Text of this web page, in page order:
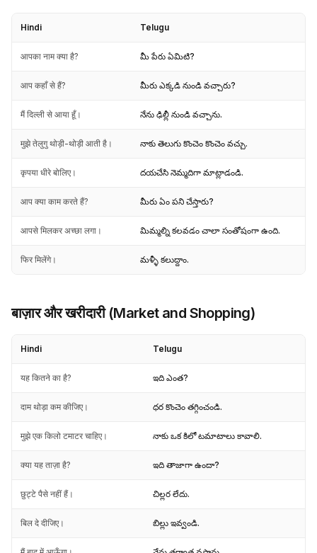
Hindi Telugu
आपका नाम क्या है? మీ పేరు ఏమిటి?
आप कहाँ से हैं? మీరు ఎక్కడి నుండి వచ్చారు?
मैं दिल्ली से आया हूँ। నేను ఢిల్లీ నుండి వచ్చాను.
मुझे तेलुगु थोड़ी-थोड़ी आती है। నాకు తెలుగు కొంచెం కొంచెం వచ్చు.
कृपया धीरे बोलिए। దయచేసి నెమ్మదిగా మాట్లాడండి.
आप क्या काम करते हैं? మీరు ఏం పని చేస్తారు?
आपसे मिलकर अच्छा लगा। మిమ్మల్ని కలవడం చాలా సంతోషంగా ఉంది.
फिर मिलेंगे। మళ్ళీ కలుద్దాం.
बाज़ार और खरीदारी (Market and Shopping)
Hindi Telugu
यह कितने का है? ఇది ఎంత?
दाम थोड़ा कम कीजिए। ధర కొంచెం తగ్గించండి.
मुझे एक किलो टमाटर चाहिए। నాకు ఒక కిలో టమాటాలు కావాలి.
क्या यह ताज़ा है? ఇది తాజాగా ఉందా?
छुट्टे पैसे नहीं हैं। చిల్లర లేదు.
बिल दे दीजिए। బిల్లు ఇవ్వండి.